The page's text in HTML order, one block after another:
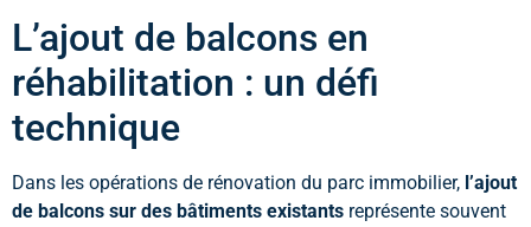
L’ajout de balcons en
réhabilitation : un défi
technique
Dans les opérations de rénovation du parc immobilier, l’ajout
de balcons sur des bâtiments existants représente souvent